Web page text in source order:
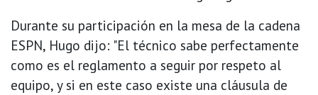
Durante su participación en la mesa de la cadena
ESPN, Hugo dijo: "El técnico sabe perfectamente
como es el reglamento a seguir por respeto al
equipo, y si en este caso existe una cláusula de